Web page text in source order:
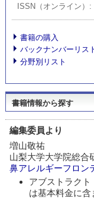
ISSN（オンライン）
書籍の購入
バックナンバーリス
分野別リスト
書籍情報から探す
編集委員より
増山敬祐
山梨大学大学院総合
鼻アレルギーフロン
アブストラクト
は基本料金に含